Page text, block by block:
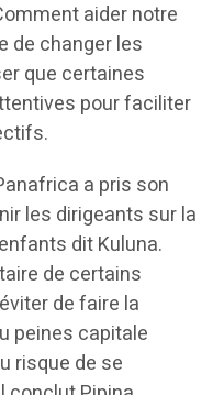
aider notre
de changer les
que certaines
pour faciliter
a pris son
les dirigeants sur la
dit Kuluna.
de certains
de faire la
peines capitale
risque de se